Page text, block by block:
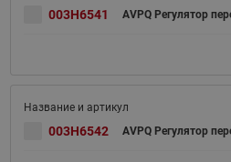
003H6541 AVPQ Регулятор
003H6542 AVPQ Регулятор